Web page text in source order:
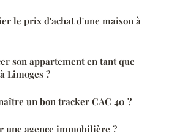
le prix d'achat d'une maison à
son appartement en tant que
Limoges ?
un bon tracker CAC 40 ?
une agence immobilière ?